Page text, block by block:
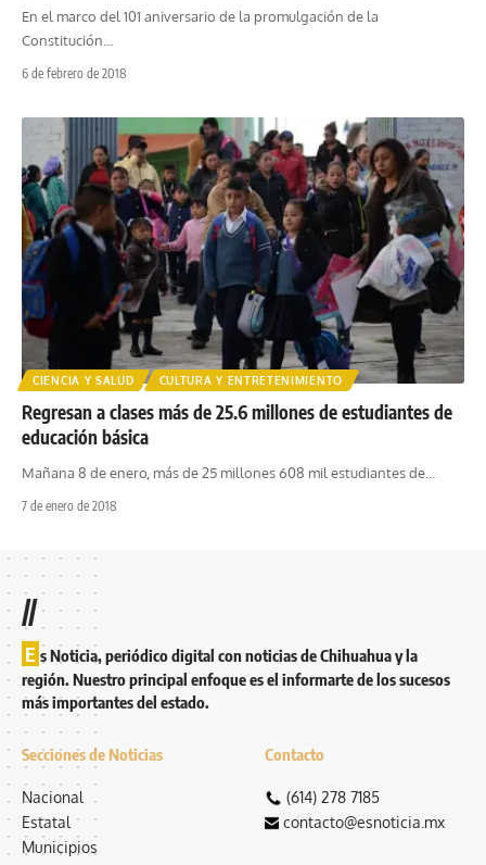
En el marco del 101 aniversario de la promulgación de la
Constitución
6 de febrero de 2018
CIENCIA Y SALUD CULTURA Y ENTRETENIMIENTO
Regresan a clases más de 25.6 millones de estudiantes de
educación básica
Mañana 8 de enero, más de 25 millones 608 mil estudiantes de
7 de enero de 2018
//
E s Noticia, periódico digital con noticias de Chihuahua y la
región. Nuestro principal enfoque es el informarte de los sucesos
más importantes del estado.
Secciones de Noticias
Nacional
Estatal
Municipios
Contacto
(614) 278 7185
contacto@esnoticia.mx